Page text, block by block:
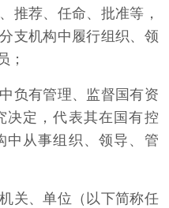
推荐、任命、批准等，
支机构中履行组织、领
；
有管理、监督国有资
决定，代表其在国有控
中从事组织、领导、管
、单位（以下简称任